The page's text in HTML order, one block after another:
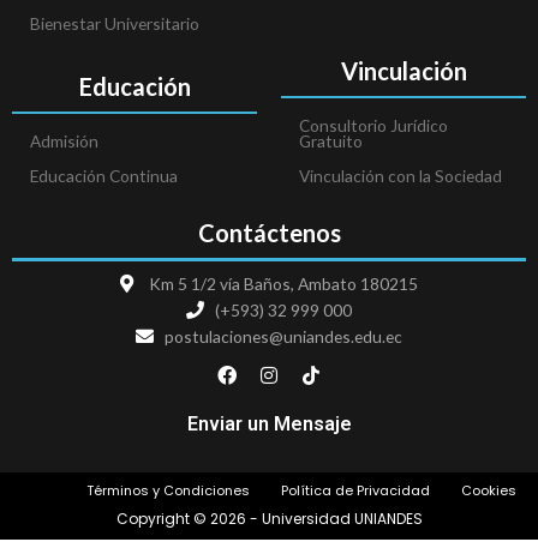
Bienestar Universitario
Educación
Admisión
Educación Continua
Vinculación
Consultorio Jurídico
Gratuito
Vinculación con la Sociedad
Contáctenos
Km 5 1/2 vía Baños, Ambato 180215
(+593) 32 999 000
postulaciones@uniandes.edu.ec
F
a
e
o
k
I
n
t
r
m
T
i
t
Enviar un Mensaje
Copyright © 2026 - Universidad UNIANDES
Términos y Condiciones Política de Privacidad Cookies